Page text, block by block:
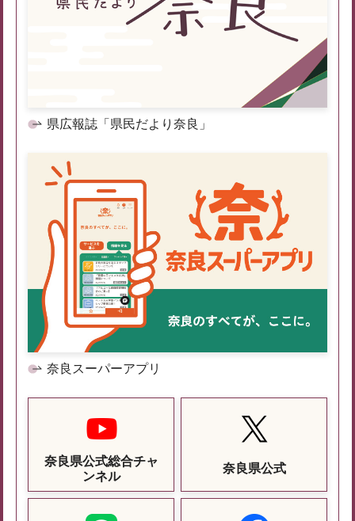
県広報誌「県民だより奈良」
奈良スーパーアプリ
奈良県公式総合チャ
ンネル
奈良県公式